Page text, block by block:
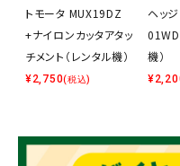
トモータ MUX19DZ
+ナイロンカッタアタッ
チメント（レンタル機）
¥2,750(税込)
ヘッ
機）
¥